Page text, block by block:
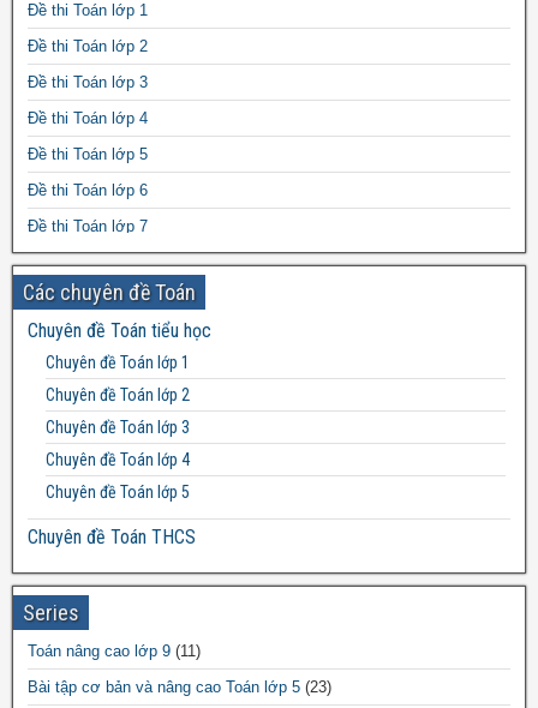
495 bài tập trắc nghiệm Hóa Học 11 có đáp án
Đề thi Toán lớp 1
Đề thi Toán lớp 2
Đề thi Toán lớp 3
Đề thi Toán lớp 4
Đề thi Toán lớp 5
Đề thi Toán lớp 6
Đề thi Toán lớp 7
Đề thi Toán lớp 8
Đề thi Toán lớp 9
Đề thi Toán lớp 10
Đề thi Toán lớp 11
Đề thi Toán lớp 12
Các chuyên đề Toán
Chuyên đề Toán tiểu học
Chuyên đề Toán lớp 1
Chuyên đề Toán lớp 2
Chuyên đề Toán lớp 3
Chuyên đề Toán lớp 4
Chuyên đề Toán lớp 5
Chuyên đề Toán THCS
Bất đẳng thức THCS
Chuyên đề Toán lớp 6
Chuyên đề Toán lớp 7
Chuyên đề Toán lớp 8
Chuyên đề Toán lớp 9
Series
Toán nâng cao lớp 9 (11)
Bài tập cơ bản và nâng cao Toán lớp 5 (23)